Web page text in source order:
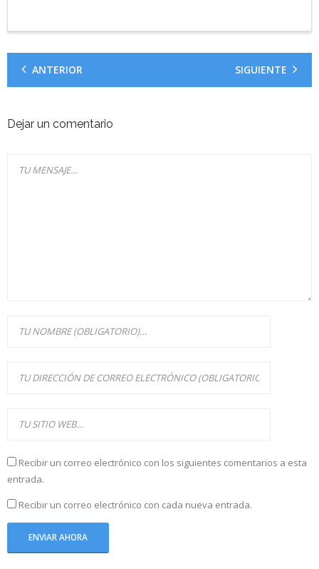
ANTERIOR SIGUIENTE
Dejar un comentario
Recibir un correo electrónico con los siguientes comentarios a esta
entrada.
Recibir un correo electrónico con cada nueva entrada.